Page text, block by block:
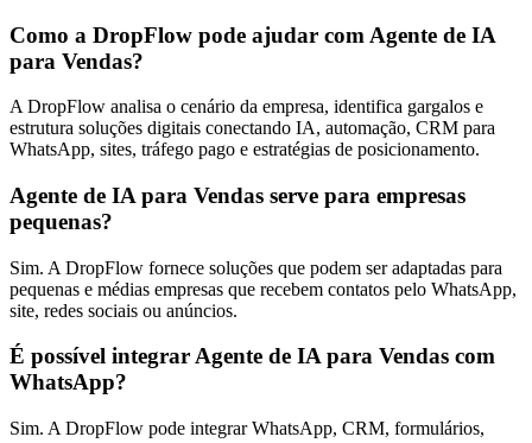
Como a DropFlow pode ajudar com Agente de IA
para Vendas?
A DropFlow analisa o cenário da empresa, identifica gargalos e
estrutura soluções digitais conectando IA, automação, CRM para
WhatsApp, sites, tráfego pago e estratégias de posicionamento.
Agente de IA para Vendas serve para empresas
pequenas?
Sim. A DropFlow fornece soluções que podem ser adaptadas para
pequenas e médias empresas que recebem contatos pelo WhatsApp,
site, redes sociais ou anúncios.
É possível integrar Agente de IA para Vendas com
WhatsApp?
Sim. A DropFlow pode integrar WhatsApp, CRM, formulários,